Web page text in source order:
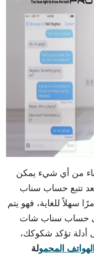
من أي شيء يمكن
تتبع حساب سناب
سهلاً للغاية، فهو يتم
حساب سناب شات
أدلة تؤكد شكوكك،
المحمولة